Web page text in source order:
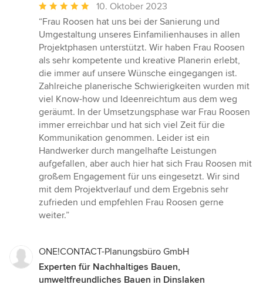
Durchschnittliche
Bewertung:
5
von
5
Sternen
10. Oktober 2023
“Frau Roosen hat uns bei der Sanierung und
Umgestaltung unseres Einfamilienhauses in allen
Projektphasen unterstützt. Wir haben Frau Roosen
als sehr kompetente und kreative Planerin erlebt,
die immer auf unsere Wünsche eingegangen ist.
Zahlreiche planerische Schwierigkeiten wurden mit
viel Know-how und Ideenreichtum aus dem weg
geräumt. In der Umsetzungsphase war Frau Roosen
immer erreichbar und hat sich viel Zeit für die
Kommunikation genommen. Leider ist ein
Handwerker durch mangelhafte Leistungen
aufgefallen, aber auch hier hat sich Frau Roosen mit
großem Engagement für uns eingesetzt. Wir sind
mit dem Projektverlauf und dem Ergebnis sehr
zufrieden und empfehlen Frau Roosen gerne
weiter.”
ONE!CONTACT-Planungsbüro GmbH
Experten für Nachhaltiges Bauen,
umweltfreundliches Bauen in Dinslaken